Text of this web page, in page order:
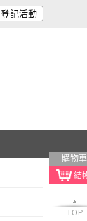
登記活動
購物車
TOP